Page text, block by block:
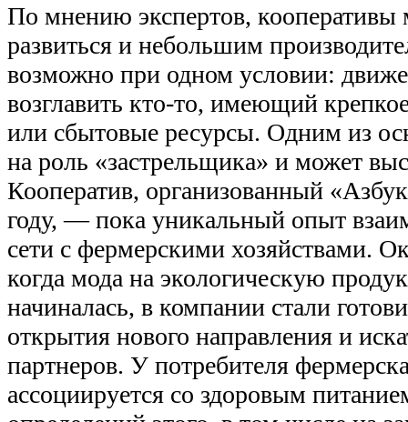
По мнению экспертов,
развиться и небольшим
возможно при одном условии:
возглавить кто-то, имеющий
или сбытовые ресурсы. Одним из
на роль «застрельщика» и может
Кооператив, организованный
году, — пока уникальный опыт
сети с фермерскими хозяйствами.
когда мода на экологическую
начиналась, в компании стали
открытия нового направления и
партнеров. У потребителя
ассоциируется со здоровым